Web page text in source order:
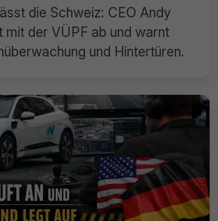
die Schweiz: CEO Andy
mit der VÜPF ab und warnt
und Hintertüren.